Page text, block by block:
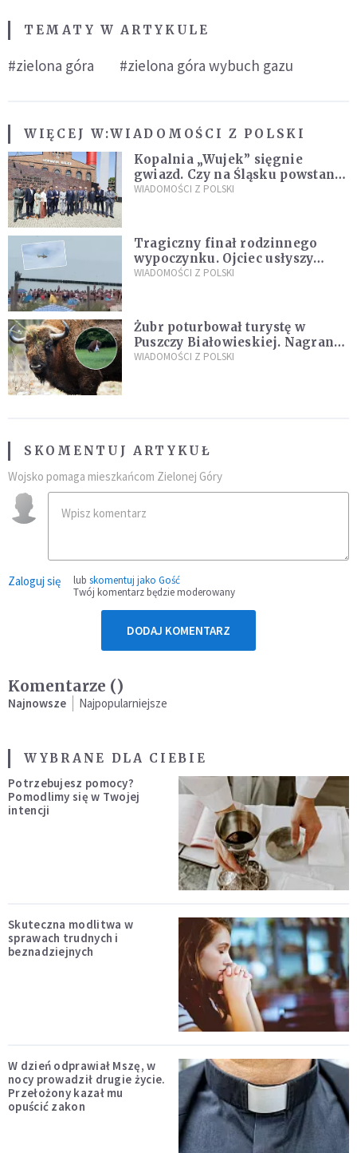
TEMATY W ARTYKULE
#zielona góra #zielona góra wybuch gazu
WIĘCEJ W:WIADOMOŚCI Z POLSKI
Kopalnia „Wujek” sięgnie
gwiazd. Czy na Śląsku powstanie
„Dolina Krzemowa”?
WIADOMOŚCI Z POLSKI
Tragiczny finał rodzinnego
wypoczynku. Ojciec usłyszy
zarzuty
WIADOMOŚCI Z POLSKI
Żubr poturbował turystę w
Puszczy Białowieskiej. Nagranie
daje do myślenia
WIADOMOŚCI Z POLSKI
SKOMENTUJ ARTYKUŁ
Wojsko pomaga mieszkańcom Zielonej Góry
Zaloguj się lub skomentuj jako Gość
Twój komentarz będzie moderowany
DODAJ KOMENTARZ
Komentarze ()
Najnowsze Najpopularniejsze
WYBRANE DLA CIEBIE
Potrzebujesz pomocy?
Pomodlimy się w Twojej
intencji
Skuteczna modlitwa w
sprawach trudnych i
beznadziejnych
W dzień odprawiał Mszę, w
nocy prowadził drugie życie.
Przełożony kazał mu
opuścić zakon